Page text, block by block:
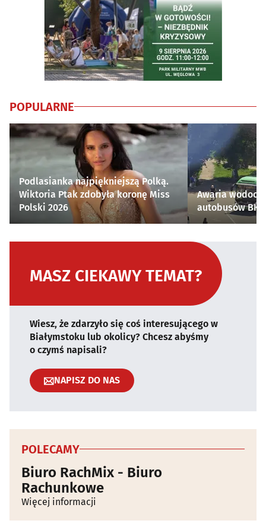
POPULARNE
Podlasianka najpiękniejszą Polką.
Wiktoria Ptak zdobyła koronę Miss
Polski 2026
Awaria
autobusów
MASZ CIEKAWY TEMAT?
Wiesz, że zdarzyło się coś interesującego w
Białymstoku lub okolicy? Chcesz abyśmy
o czymś napisali?
NAPISZ DO NAS
POLECAMY
Biuro RachMix - Biuro
Rachunkowe
Więcej informacji